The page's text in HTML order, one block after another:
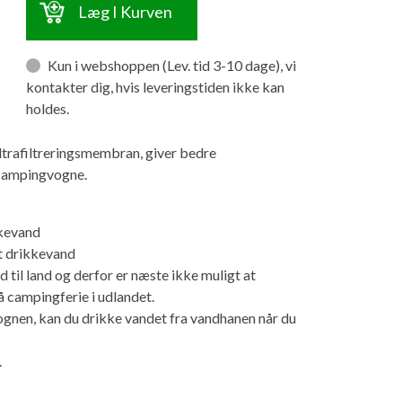
Læg I Kurven
Kun i webshoppen (Lev. tid 3-10 dage), vi
kontakter dig, hvis leveringstiden ikke kan
holdes.
giver bedre
drikkevand
til land og derfor er næste ikke muligt at
campingferie i udlandet.
kan du drikke vandet fra vandhanen når du